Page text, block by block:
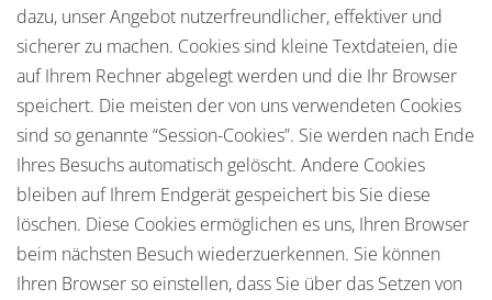
dazu, unser Angebot nutzerfreundlicher, effektiver und
sicherer zu machen. Cookies sind kleine Textdateien, die
auf Ihrem Rechner abgelegt werden und die Ihr Browser
speichert. Die meisten der von uns verwendeten Cookies
sind so genannte “Session-Cookies”. Sie werden nach Ende
Ihres Besuchs automatisch gelöscht. Andere Cookies
bleiben auf Ihrem Endgerät gespeichert bis Sie diese
löschen. Diese Cookies ermöglichen es uns, Ihren Browser
beim nächsten Besuch wiederzuerkennen. Sie können
Ihren Browser so einstellen, dass Sie über das Setzen von